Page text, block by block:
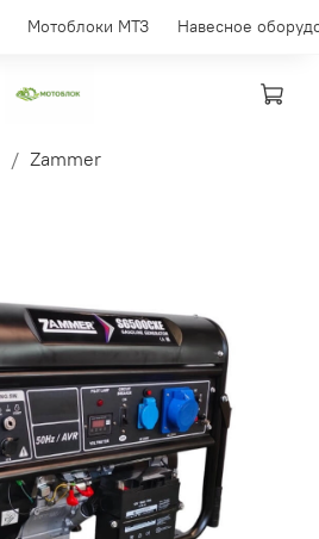
Мотоблоки МТЗ Навесное
Zammer